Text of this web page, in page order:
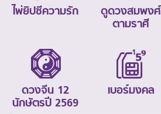
ไพ่ยิปซีความรัก
ดูดวงสมพงศ์
ตามราศี
ดวงจีน 12
นักษัตรปี 2569
เบอร์มงคล